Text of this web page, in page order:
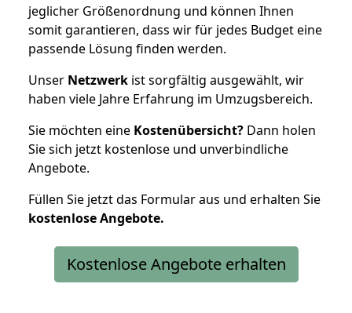
jeglicher Größenordnung und können Ihnen
somit garantieren, dass wir für jedes Budget eine
passende Lösung finden werden.
Unser Netzwerk ist sorgfältig ausgewählt, wir
haben viele Jahre Erfahrung im Umzugsbereich.
Sie möchten eine Kostenübersicht? Dann holen
Sie sich jetzt kostenlose und unverbindliche
Angebote.
Füllen Sie jetzt das Formular aus und erhalten Sie
kostenloseAngebote.
Kostenlose Angebote erhalten